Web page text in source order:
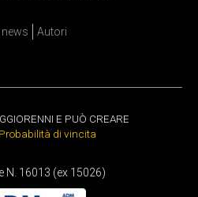
Autori
E PUÒ CREARE
Probabilità di vincita
N. 16013 (ex 15026)